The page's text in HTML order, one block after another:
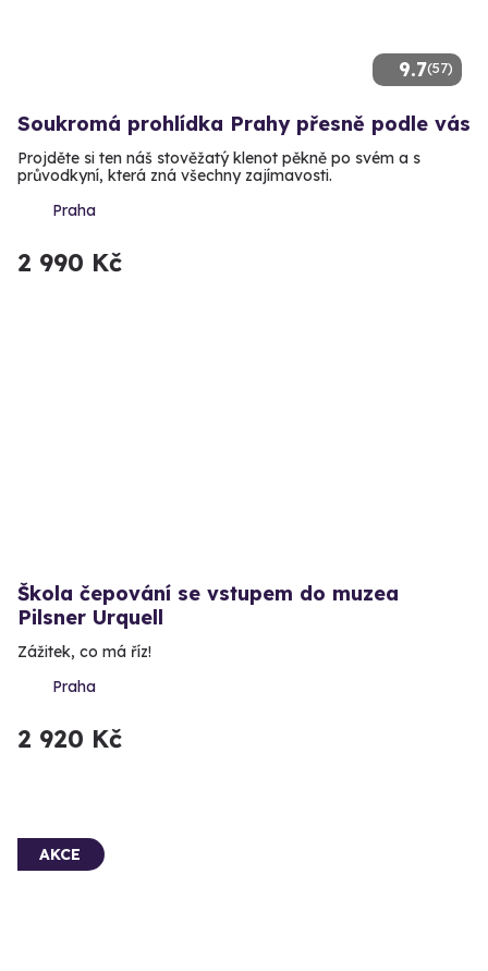
9.7(57)
Soukromá prohlídka Prahy přesně podle vás
Projděte si ten náš stověžatý klenot pěkně po svém a s
průvodkyní, která zná všechny zajímavosti.
Praha
2 990 Kč
Škola čepování se vstupem do muzea
Pilsner Urquell
Zážitek, co má říz!
Praha
2 920 Kč
AKCE